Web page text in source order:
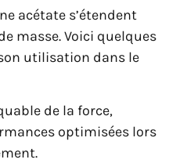
acétate s’étendent
masse. Voici quelques
utilisation dans le
de la force,
optimisées lors